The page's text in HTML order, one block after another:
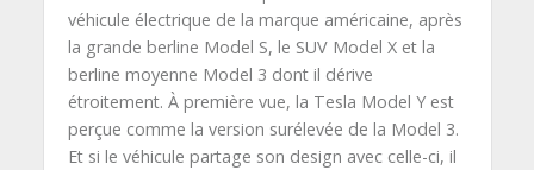
véhicule électrique de la marque américaine, après
la grande berline Model S, le SUV Model X et la
berline moyenne Model 3 dont il dérive
étroitement. À première vue, la Tesla Model Y est
perçue comme la version surélevée de la Model 3.
Et si le véhicule partage son design avec celle-ci, il